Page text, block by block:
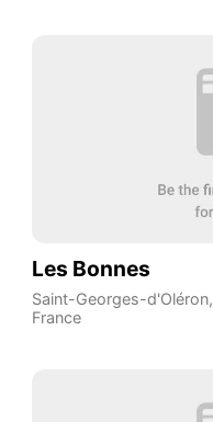
Les Bonnes
Saint-Georges-d'Oléron,
France